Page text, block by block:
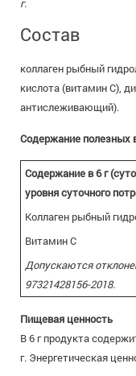
г.
Состав
коллаген рыбный
кислота (витамин С),
антислеживающий).
Содержание полезных
Содержание в 6 г
уровня суточного
Коллаген рыбный
Витамин С
Допускаются
97321428156-2018.
Пищевая ценность
В 6 г продукта
г. Энергетическая